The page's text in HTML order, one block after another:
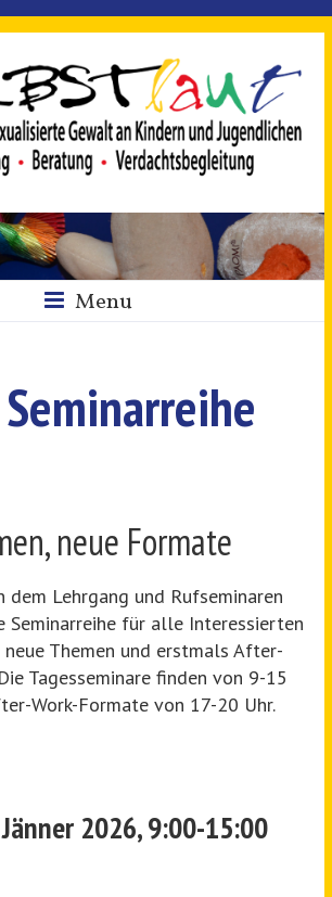
Menu
neue Formate
dem Lehrgang und Rufseminaren
Seminarreihe für alle Interessierten
Themen und erstmals After-
Tagesseminare finden von 9-15
Work-Formate von 17-20 Uhr.
2026, 9:00-15:00